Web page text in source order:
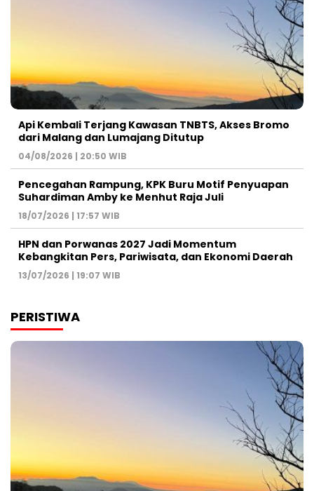
Api Kembali Terjang Kawasan TNBTS, Akses Bromo
dari Malang dan Lumajang Ditutup
04/08/2026 | 20:50 WIB
Pencegahan Rampung, KPK Buru Motif Penyuapan
Suhardiman Amby ke Menhut Raja Juli
18/07/2026 | 17:57 WIB
HPN dan Porwanas 2027 Jadi Momentum
Kebangkitan Pers, Pariwisata, dan Ekonomi Daerah
13/07/2026 | 19:07 WIB
PERISTIWA